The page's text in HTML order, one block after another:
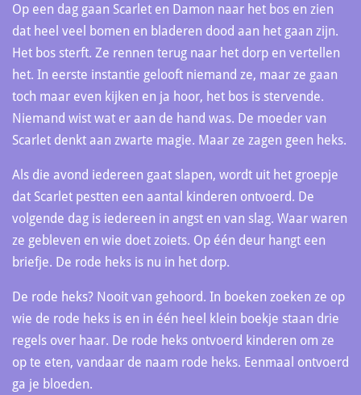
Op een dag gaan Scarlet en Damon naar het bos en zien
dat heel veel bomen en bladeren dood aan het gaan zijn.
Het bos sterft. Ze rennen terug naar het dorp en vertellen
het. In eerste instantie gelooft niemand ze, maar ze gaan
toch maar even kijken en ja hoor, het bos is stervende.
Niemand wist wat er aan de hand was. De moeder van
Scarlet denkt aan zwarte magie. Maar ze zagen geen heks.
Als die avond iedereen gaat slapen, wordt uit het groepje
dat Scarlet pestten een aantal kinderen ontvoerd. De
volgende dag is iedereen in angst en van slag. Waar waren
ze gebleven en wie doet zoiets. Op één deur hangt een
briefje. De rode heks is nu in het dorp.
De rode heks? Nooit van gehoord. In boeken zoeken ze op
wie de rode heks is en in één heel klein boekje staan drie
regels over haar. De rode heks ontvoerd kinderen om ze
op te eten, vandaar de naam rode heks. Eenmaal ontvoerd
ga je bloeden.